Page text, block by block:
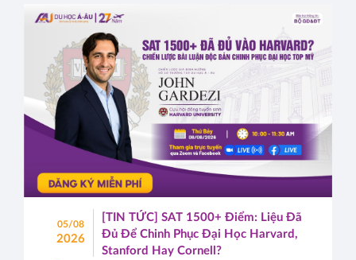
05/08
2026
[TIN TỨC] SAT 1500+ Điểm: Liệu Đã
Đủ Để Chinh Phục Đại Học Harvard,
Stanford Hay Cornell?